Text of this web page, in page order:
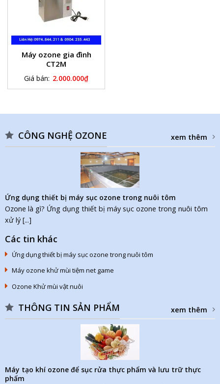
Máy ozone gia đình
CT2M
Giá bán: 2.000.000₫
CÔNG NGHỆ OZONE xem thêm
Ứng dụng thiết bị máy sục ozone trong nuôi tôm
Ozone là gì? Ứng dụng thiết bị máy sục ozone trong nuôi tôm
xử lý [...]
Các tin khác
Ứng dụng thiết bị máy sục ozone trong nuôi tôm
Máy ozone khử mùi tiệm net game
Ozone Khử mùi vật nuôi
THÔNG TIN SẢN PHẨM xem thêm
Máy tạo khí ozone để sục rửa thực phẩm và lưu trữ thực
phẩm